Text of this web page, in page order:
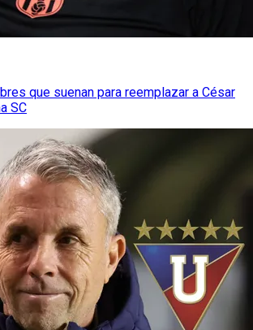
que suenan para reemplazar a César
SC